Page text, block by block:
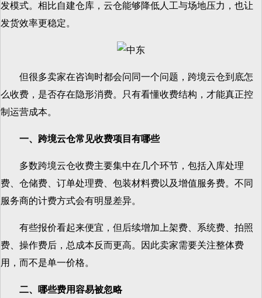
发模式。相比自建仓库，云仓能够降低人工与场地压力，也让
发货效率更稳定。
但很多卖家在咨询时都会问同一个问题，跨境云仓到底怎
么收费，是否存在隐形消费。只有看懂收费结构，才能真正控
制运营成本。
一、跨境云仓常见收费项目有哪些
多数跨境云仓收费主要集中在几个环节，包括入库处理
费、仓储费、订单处理费、包装材料费以及增值服务费。不同
服务商的计费方式会有明显差异。
有些报价看起来便宜，但后续增加上架费、系统费、拍照
费、操作费后，总成本反而更高。因此卖家需要关注整体费
用，而不是单一价格。
二、哪些费用容易被忽略